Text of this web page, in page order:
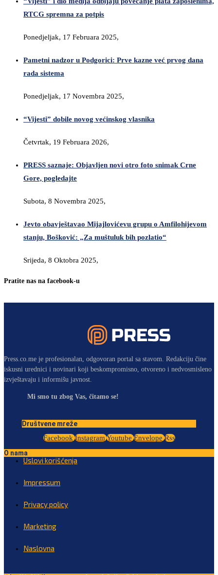
RTCG spremna za potpis
Ponedjeljak, 17 Februara 2025,
Pametni nadzor u Podgorici: Prve kazne već prvog dana
rada sistema
Ponedjeljak, 17 Novembra 2025,
“Vijesti” dobile novog većinskog vlasnika
Četvrtak, 19 Februara 2026,
PRESS saznaje: Objavljen novi otro foto snimak Crne
Gore, pogledajte
Subota, 8 Novembra 2025,
Jevto obavještavao Mijajlovićevu grupu o Amfilohijevom
stanju, Bošković: „Za muštuluk bih pozlatio“
Srijeda, 8 Oktobra 2025,
Pratite nas na facebook-u
Press.co.me je profesionalan, odgovoran portal sa stavom. Redakciju čine
iskusni urednici i novinari koji beskompromisno, otvoreno i nedvosmisleno
izvještavaju i informišu javnost.
Mi smo tu zbog Vas, čitamo se!
Društvene mreže
Facebook Instagram Youtube Envelope Rss
O nama
Uslovi korišćenja
Impressum
Privacy policy
Marketing
Naslovna